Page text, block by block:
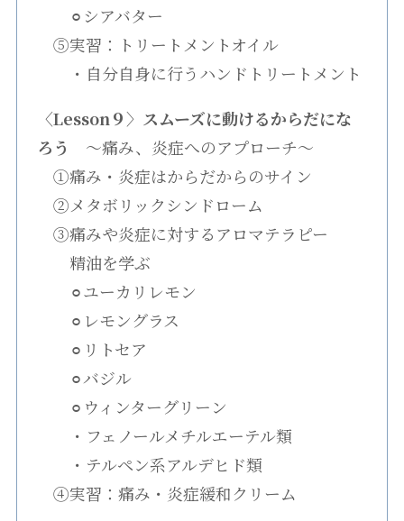
⚪︎シアバター
⑤実習：トリートメントオイル
・自分自身に行うハンドトリートメント
〈Lesson９〉スムーズに動けるからだにな
ろう
〜痛み、炎症へのアプローチ〜
①痛み・炎症はからだからのサイン
②メタボリックシンドローム
③痛みや炎症に対するアロマテラピー
精油を学ぶ
⚪︎ユーカリレモン
⚪︎レモングラス
⚪︎リトセア
⚪︎バジル
⚪︎ウィンターグリーン
・フェノールメチルエーテル類
・テルペン系アルデヒド類
④実習：痛み・炎症緩和クリーム